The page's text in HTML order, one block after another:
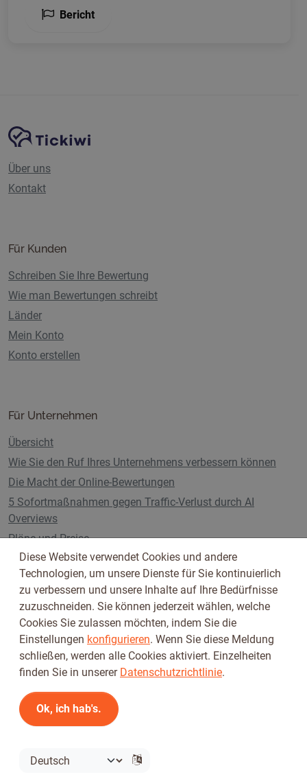
Bericht
Website-Navigation
Tickiwi-Plattform
Über uns
Kontakt
Für Kunden
Schreiben Sie Ihre Bewertung
Wie man Bewertungen schreibt
Länder
Mein Konto
Konto erstellen
Für Unternehmen
Übersicht
Wie Sie den Ruf Ihres Unternehmens verbessern können
Die Macht der Online-Bewertungen
5 Sofortmaßnahmen gegen Traffic-Verlust durch AI
Overviews
Pläne und Preise
Folge uns auf
Nutzungsbedingungen
© 2026 Tickiwi - Alle Rechte vorbehalten
Diese Website verwendet Cookies und andere
Technologien, um unsere Dienste für Sie kontinuierlich
zu verbessern und unsere Inhalte auf Ihre Bedürfnisse
zuzuschneiden. Sie können jederzeit wählen, welche
Cookies Sie zulassen möchten, indem Sie die
Einstellungen konfigurieren. Wenn Sie diese Meldung
schließen, werden alle Cookies aktiviert. Einzelheiten
finden Sie in unserer Datenschutzrichtlinie.
Ok, ich hab's.